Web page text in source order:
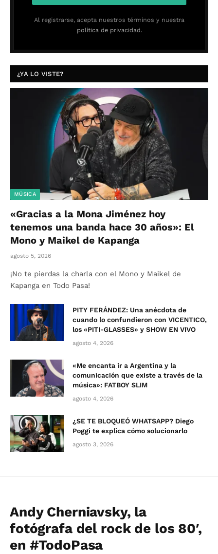
Al registrarse, acepta nuestros términos y nuestra
política de privacidad.
¿YA LO VISTE?
MÚSICA
«Gracias a la Mona Jiménez hoy
tenemos una banda hace 30 años»: El
Mono y Maikel de Kapanga
agosto 5, 2026
¡No te pierdas la charla con el Mono y Maikel de
Kapanga en Todo Pasa!
PITY FERÁNDEZ: Una anécdota de
cuando lo confundieron con VICENTICO,
los «PITI-GLASSES» y SHOW EN VIVO
agosto 4, 2026
«Me encanta ir a Argentina y la
comunicación que existe a través de la
música»: FATBOY SLIM
agosto 4, 2026
¿SE TE BLOQUEÓ WHATSAPP? Diego
Poggi te explica cómo solucionarlo
agosto 3, 2026
Andy Cherniavsky, la
fotógrafa del rock de los 80′,
en #TodoPasa